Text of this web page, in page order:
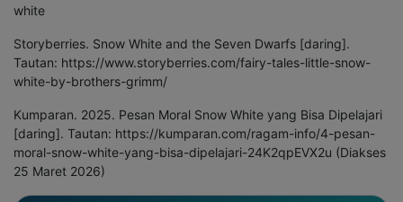
white
Storyberries. Snow White and the Seven Dwarfs [daring].
Tautan: https://www.storyberries.com/fairy-tales-little-snow-
white-by-brothers-grimm/
Kumparan. 2025. Pesan Moral Snow White yang Bisa Dipelajari
[daring]. Tautan: https://kumparan.com/ragam-info/4-pesan-
moral-snow-white-yang-bisa-dipelajari-24K2qpEVX2u (Diakses
25 Maret 2026)